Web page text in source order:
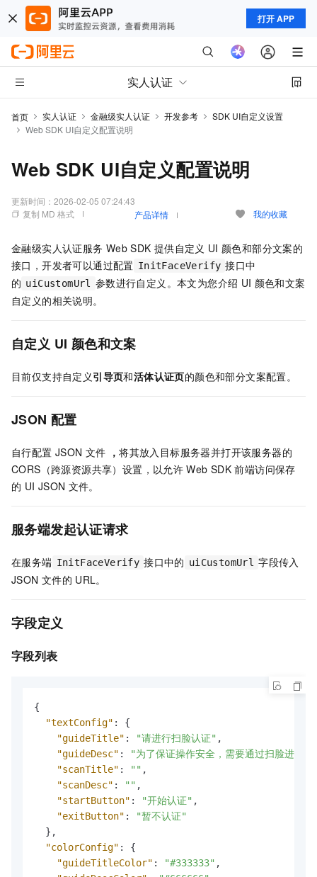
打开 APP
实人认证
首页 实人认证 金融级实人认证 开发参考
SDK UI自定义设置
Web SDK UI自定义配置说明
Web SDK UI自定义配置说明
更新时间： 2026-02-05 07:24:43
复制 MD 格式
产品详情 我的收藏
金融级实人认证服务 Web SDK 提供自定义 UI 颜色和部分文案的
接口，开发者可以通过配置 InitFaceVerify 接口中
的 uiCustomUrl 参数进行自定义。本文为您介绍 UI 颜色和文案
自定义的相关说明。
自定义 UI 颜色和文案
目前仅支持自定义引导页和活体认证页的颜色和部分文案配置。
JSON 配置
自行配置 JSON 文件 ，将其放入目标服务器并打开该服务器的
CORS（跨源资源共享）设置，以允许 Web SDK 前端访问保存
的 UI JSON 文件。
服务端发起认证请求
在服务端 InitFaceVerify 接口中的 uiCustomUrl 字段传入
JSON 文件的 URL。
字段定义
字段列表
{
"textConfig" :
{
"guideTitle" : "请进行扫脸认证" ,
"guideDesc" :
"为了保证操作安全，需要通过扫脸进行
"scanTitle" : "" ,
"scanDesc" : "" ,
"startButton" : "开始认证" ,
"exitButton" :
"暂不认证"
} ,
"colorConfig" :
{
"guideTitleColor" : "#333333" ,